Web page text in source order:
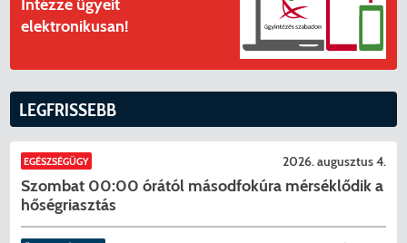
Intézze ügyeit
elektronikusan!
LEGFRISSEBB
EGÉSZSÉGÜGY 2026. augusztus 4.
Szombat 00:00 órától másodfokúra mérséklődik a
hőségriasztás